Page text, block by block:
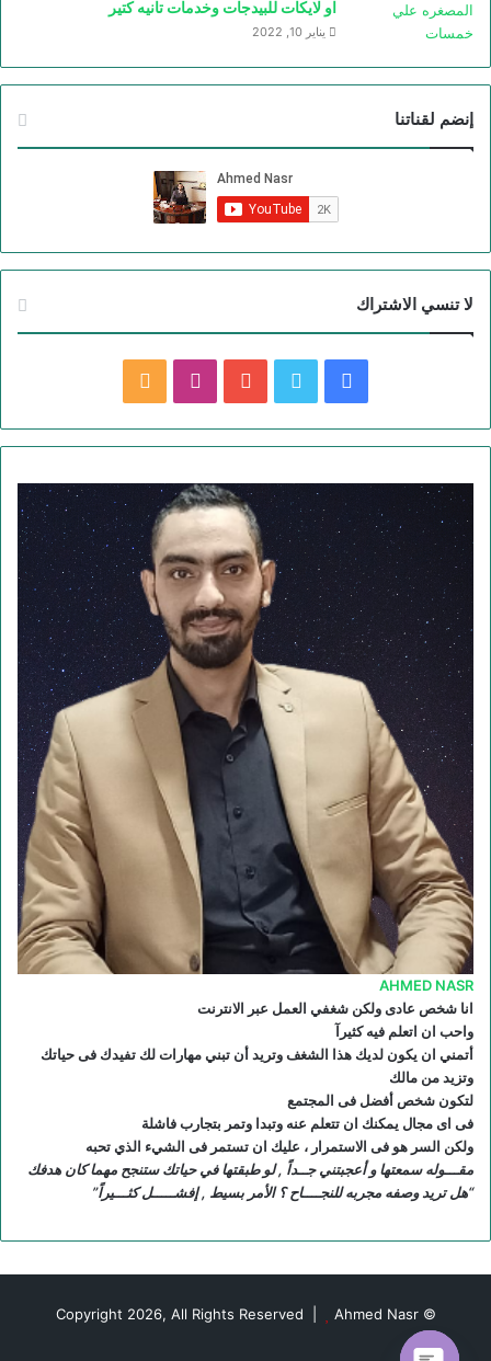
او لايكات للبيدجات وخدمات تانيه كتير
يناير 10, 2022
إنضم لقناتنا
لا تنسي الاشتراك
ي
و
ك
و
ت
ر
و
ي
و
ب
ن
ت
ق
ر
ا
م
ل
ص
ا
ل
م
و
ق
AHMED NASR
انا شخص عادى ولكن شغفي العمل عبر الانترنت
واحب ان اتعلم فيه كثيرآ
أتمني ان يكون لديك هذا الشغف وتريد أن تبني مهارات لك تفيدك فى حياتك
وتزيد من مالك
لتكون شخص أفضل فى المجتمع
فى اى مجال يمكنك ان تتعلم عنه وتبدا وتمر بتجارب فاشلة
ولكن السر هو فى الاستمرار ، عليك ان تستمر فى الشيء الذي تحبه
مقـــوله سمعتها و أعجبتني جــداً , لو طبقتها في حياتك ستنجح مهما كان هدفك
“هل تريد وصفه مجربه للنجــــاح ؟ الأمر بسيط , إفشـــــل كثـــيراً”
© Copyright 2026, All Rights Reserved |
Ahmed Nasr